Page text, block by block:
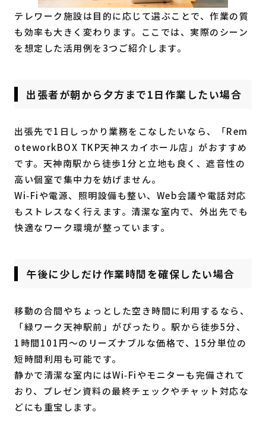
テレワーク施設は目的に応じて選ぶことで、作業の質
も効率も大きく変わります。ここでは、実際のシーン
を想定した活用例を3つご紹介します。
出張者が朝から夕方まで1日作業したい場合
出張先で1日しっかり業務をこなしたいなら、「Rem
oteworkBOX TKP天神スカイホール店」がおすすめ
です。天神南駅から徒歩1分と立地も良く、遮音性の
高い個室で集中力を妨げません。
Wi‑Fiや電源、照明設備も整い、Web会議や電話対応
もストレスなく行えます。清潔な室内で、外出先でも
快適なワーク環境が整っています。
午後に少しだけ作業時間を確保したい場合
移動の合間やちょっとした空き時間に利用するなら、
「緑ワーク天神駅前」がぴったり。駅から徒歩5分、
1時間101円～のリーズナブルな価格で、15分単位の
短時間利用も可能です。
静かで清潔な室内にはWi‑Fiやモニターも完備されて
おり、プレゼン資料の最終チェックやチャット対応な
どにも重宝します。